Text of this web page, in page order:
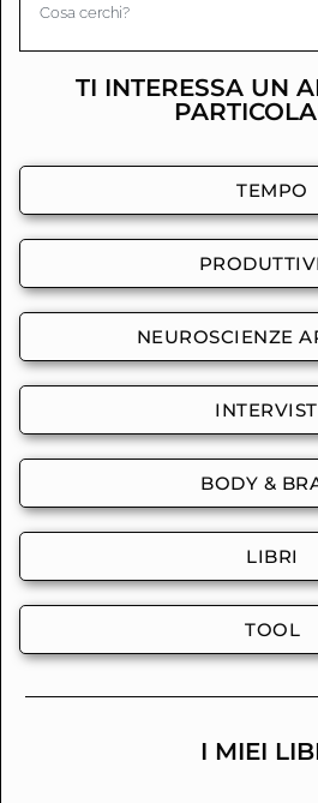
TI INTERESSA UN
TEMPO
NEUROSCIENZE
BODY &
LIBRI
TOOL
I MIEI